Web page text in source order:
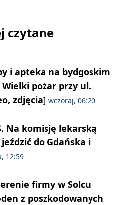
czytane
i apteka na bydgoskim
pożar przy ul.
zdjęcia] wczoraj, 06:20
Na komisję lekarską
do Gdańska i
12:59
firmy w Solcu
z poszkodowanych